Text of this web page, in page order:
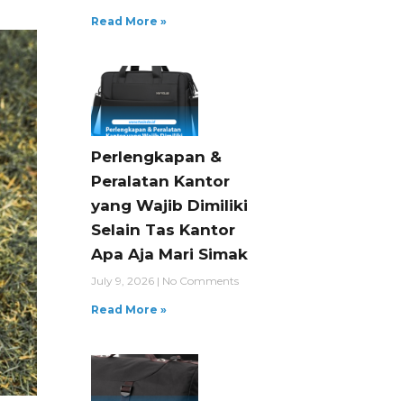
Read More »
Perlengkapan &
Peralatan Kantor
yang Wajib Dimiliki
Selain Tas Kantor
Apa Aja Mari Simak
July 9, 2026 No Comments
Read More »